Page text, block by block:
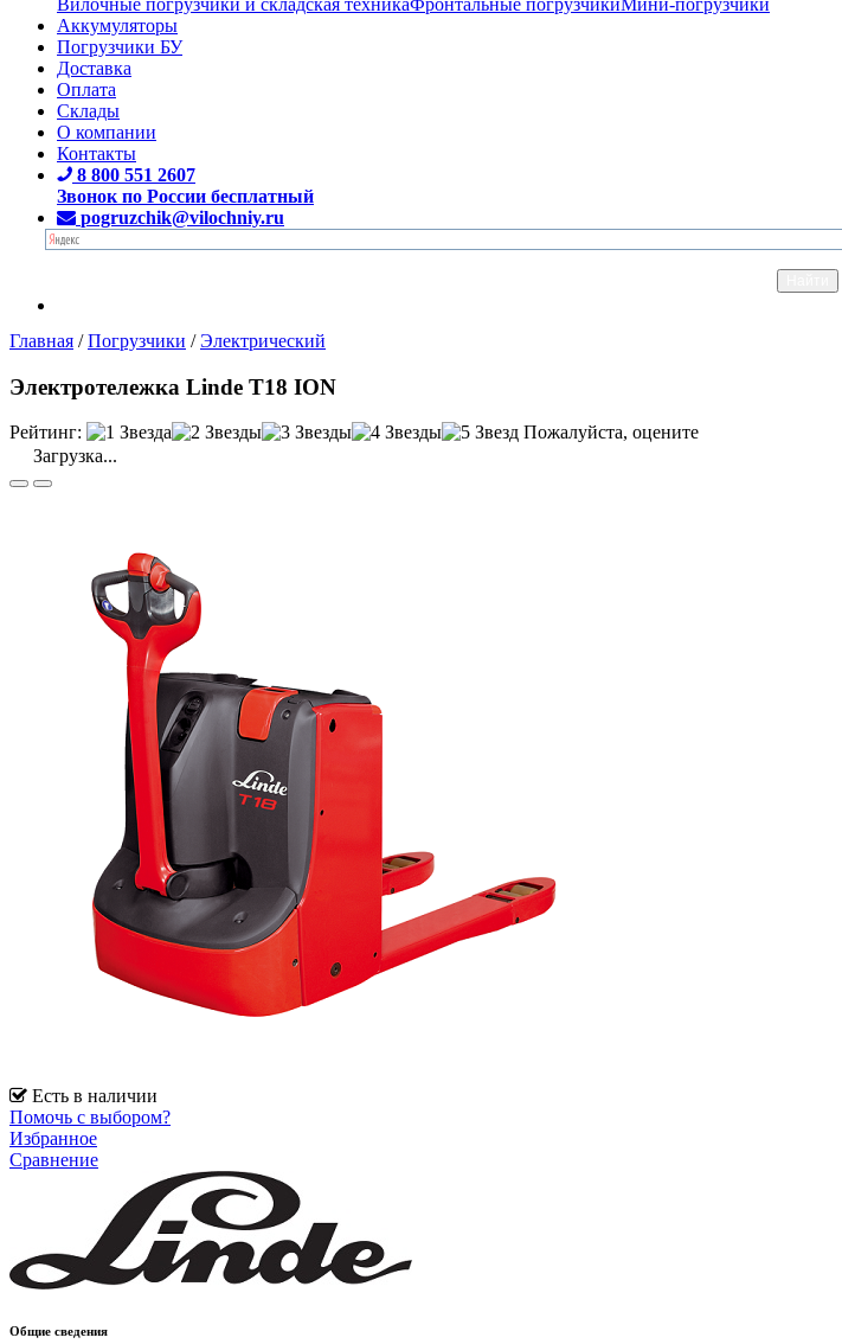
Аккумуляторы
Погрузчики БУ
Доставка
Оплата
Склады
О компании
Контакты
8 800 551 2607
Звонок по России бесплатный
pogruzchik@vilochniy.ru
Главная /Погрузчики /Электрический
Электротележка Linde T18 ION
Рейтинг:
Пожалуйста, оцените
Загрузка...
Есть в наличии
Помочь с выбором?
Избранное
Сравнение
Общие сведения